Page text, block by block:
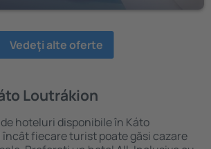
Vedeţi alte oferte
Loutrákion
hoteluri disponibile în Káto
fiecare turist poate găsi cazare